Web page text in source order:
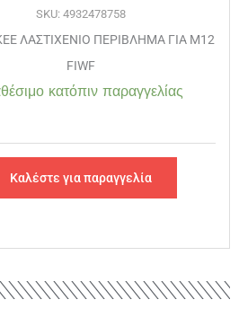
SKU: 4932478758
ΛΑΣΤΙΧΕΝΙΟ ΠΕΡΙΒΛΗΜΑ ΓΙΑ M12
FIWF
κατόπιν παραγγελίας
Καλέστε για παραγγελία